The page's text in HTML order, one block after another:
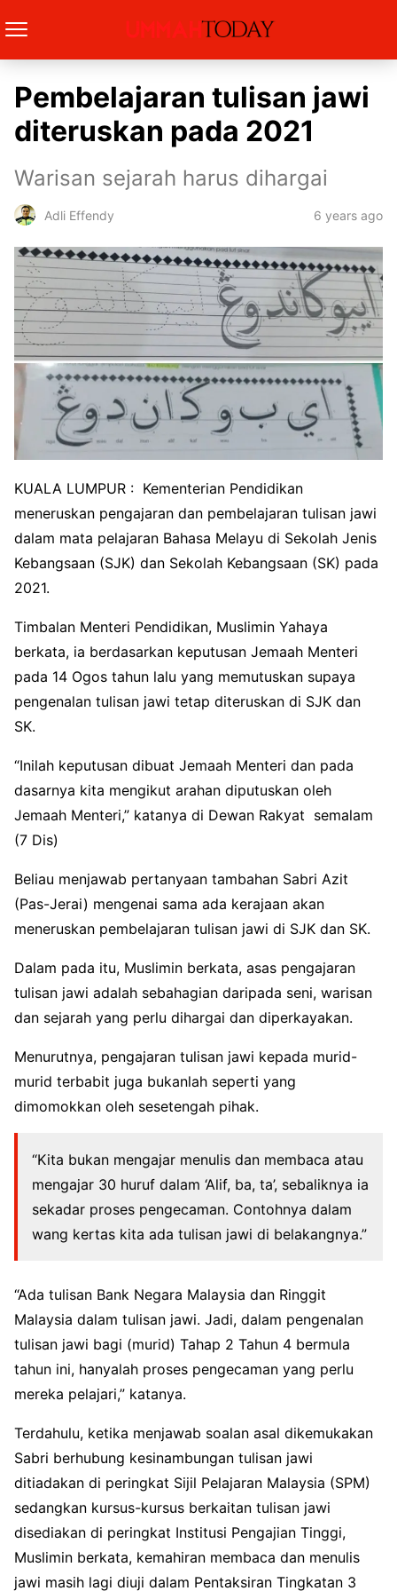
Pembelajaran tulisan jawi
diteruskan pada 2021
Warisan sejarah harus dihargai
Adli Effendy 6 years ago
KUALA LUMPUR : Kementerian Pendidikan
meneruskan pengajaran dan pembelajaran tulisan jawi
dalam mata pelajaran Bahasa Melayu di Sekolah Jenis
Kebangsaan (SJK) dan Sekolah Kebangsaan (SK) pada
2021.
Timbalan Menteri Pendidikan, Muslimin Yahaya
berkata, ia berdasarkan keputusan Jemaah Menteri
pada 14 Ogos tahun lalu yang memutuskan supaya
pengenalan tulisan jawi tetap diteruskan di SJK dan
SK.
“Inilah keputusan dibuat Jemaah Menteri dan pada
dasarnya kita mengikut arahan diputuskan oleh
Jemaah Menteri,” katanya di Dewan Rakyat semalam
(7 Dis)
Beliau menjawab pertanyaan tambahan Sabri Azit
(Pas-Jerai) mengenai sama ada kerajaan akan
meneruskan pembelajaran tulisan jawi di SJK dan SK.
Dalam pada itu, Muslimin berkata, asas pengajaran
tulisan jawi adalah sebahagian daripada seni, warisan
dan sejarah yang perlu dihargai dan diperkayakan.
Menurutnya, pengajaran tulisan jawi kepada murid-
murid terbabit juga bukanlah seperti yang
dimomokkan oleh sesetengah pihak.
“Kita bukan mengajar menulis dan membaca atau
mengajar 30 huruf dalam ‘Alif, ba, ta’, sebaliknya ia
sekadar proses pengecaman. Contohnya dalam
wang kertas kita ada tulisan jawi di belakangnya.”
“Ada tulisan Bank Negara Malaysia dan Ringgit
Malaysia dalam tulisan jawi. Jadi, dalam pengenalan
tulisan jawi bagi (murid) Tahap 2 Tahun 4 bermula
tahun ini, hanyalah proses pengecaman yang perlu
mereka pelajari,” katanya.
Terdahulu, ketika menjawab soalan asal dikemukakan
Sabri berhubung kesinambungan tulisan jawi
ditiadakan di peringkat Sijil Pelajaran Malaysia (SPM)
sedangkan kursus-kursus berkaitan tulisan jawi
disediakan di peringkat Institusi Pengajian Tinggi,
Muslimin berkata, kemahiran membaca dan menulis
jawi masih lagi diuji dalam Pentaksiran Tingkatan 3